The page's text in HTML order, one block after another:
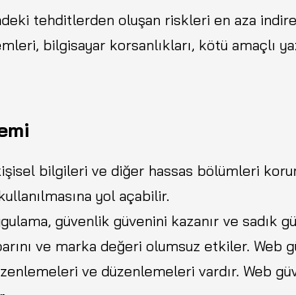
tehditlerden oluşan riskleri en aza
bilgisayar korsanlıkları, kötü amaçlı
bilgileri ve diğer hassas bölümleri
yol açabilir.
güvenlik güvenini kazanır ve sadık
ve marka değeri olumsuz etkiler. Web
ve düzenlemeleri vardır. Web